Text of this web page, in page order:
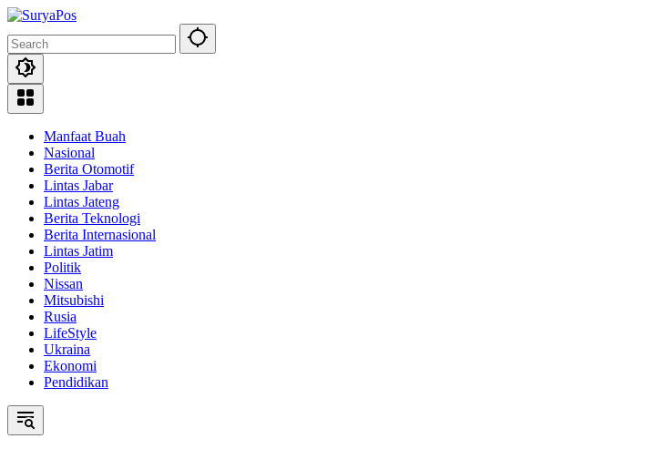
Skip
content
Manfaat Buah
Nasional
Berita Otomotif
Lintas Jabar
Lintas Jateng
Berita Teknologi
Berita Internasional
Lintas Jatim
Politik
Nissan
Mitsubishi
Rusia
LifeStyle
Ukraina
Ekonomi
Pendidikan